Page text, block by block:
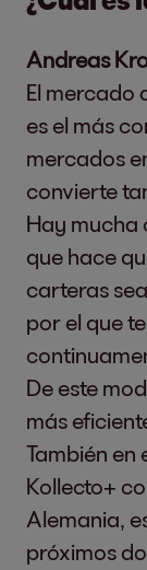
Andreas
El mercado
es el más
mercados
convierte
Hay mucha
que hace
carteras
por el que
De este
más
También en
Kollecto+
Alemania,
próximos